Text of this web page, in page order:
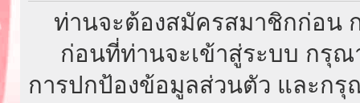
ท่านจะต้องสมัครสมาชิกก่อน
ก่อนที่ท่านจะเข้าสู่ระบบ กรุณ
การปกป้องข้อมูลส่วนตัว และก